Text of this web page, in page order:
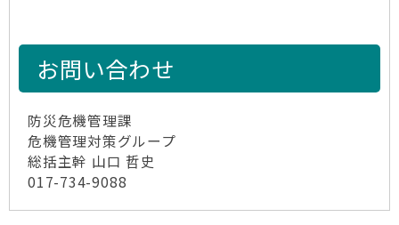
お問い合わせ
防災危機管理課
危機管理対策グループ
総括主幹 山口 哲史
017-734-9088